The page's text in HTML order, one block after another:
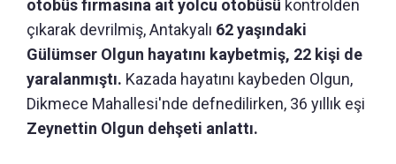
otobüs firmasına ait yolcu otobüsü kontrolden
çıkarak devrilmiş, Antakyalı 62 yaşındaki
Gülümser Olgun hayatını kaybetmiş, 22 kişi de
yaralanmıştı. Kazada hayatını kaybeden Olgun,
Dikmece Mahallesi'nde defnedilirken, 36 yıllık eşi
Zeynettin Olgun dehşeti anlattı.